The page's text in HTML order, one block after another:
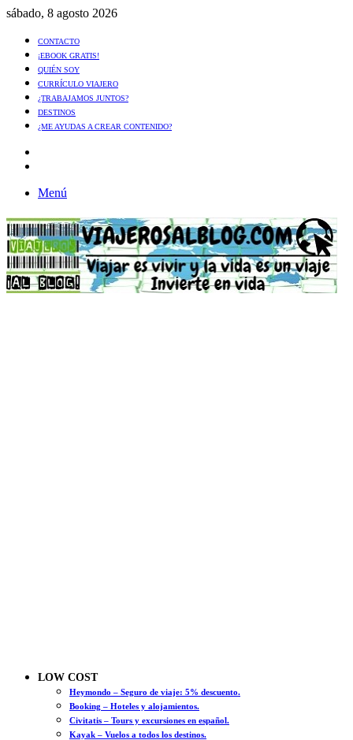
sábado, 8 agosto 2026
CONTACTO
¡EBOOK GRATIS!
QUIÉN SOY
CURRÍCULO VIAJERO
¿TRABAJAMOS JUNTOS?
DESTINOS
¿ME AYUDAS A CREAR CONTENIDO?
Menú
LOW COST
Heymondo – Seguro de viaje: 5% descuento.
Booking – Hoteles y alojamientos.
Civitatis – Tours y excursiones en español.
Kayak – Vuelos a todos los destinos.